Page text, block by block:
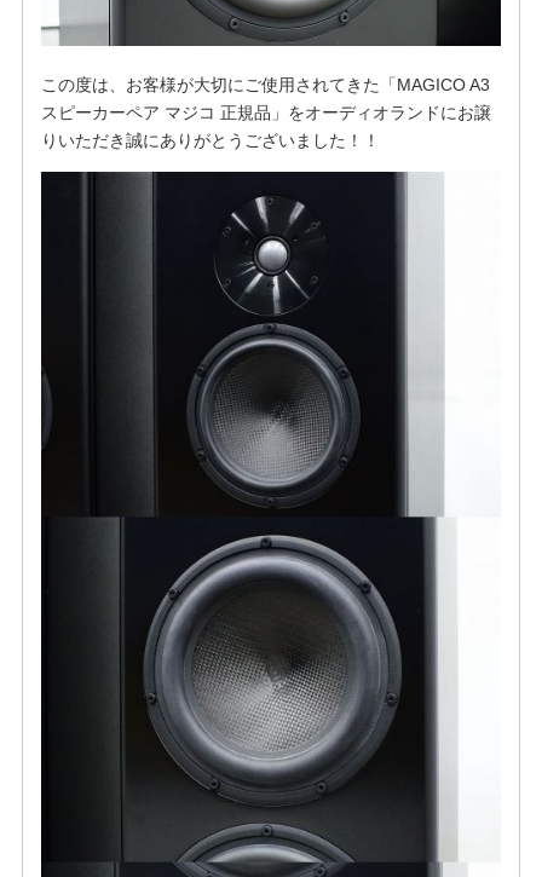
この度は、お客様が大切にご使用されてきた「MAGICO A3
スピーカーペア マジコ 正規品」をオーディオランドにお譲
りいただき誠にありがとうございました！！